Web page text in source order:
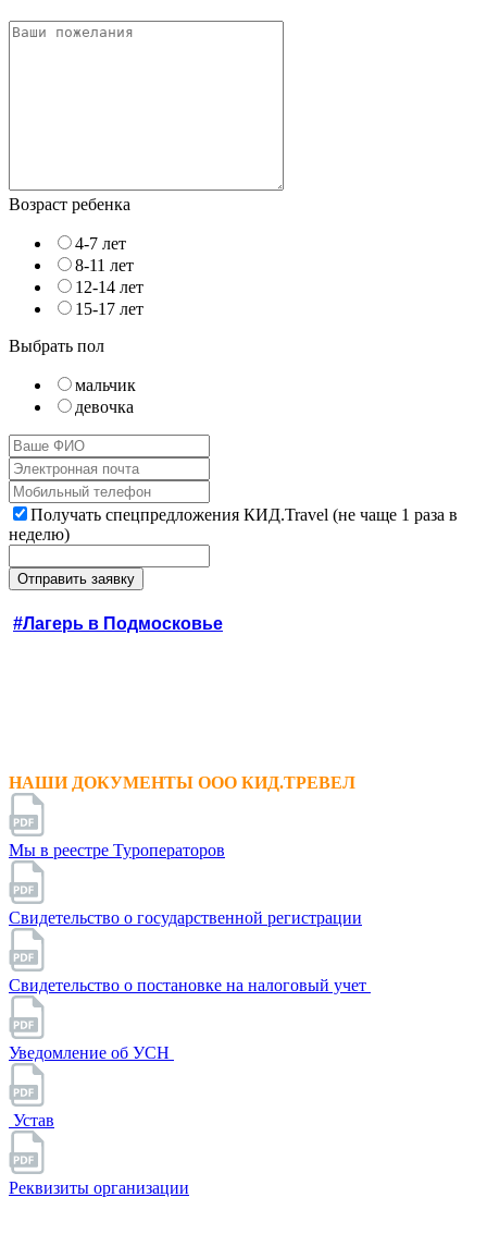
Возраст ребенка
4-7 лет
8-11 лет
12-14 лет
15-17 лет
Выбрать пол
мальчик
девочка
Получать спецпредложения КИД.Travel (не чаще 1 раза в
неделю)
#Лагерь в Подмосковье
НАШИ ДОКУМЕНТЫ ООО КИД.ТРЕВЕЛ
Мы в реестре Туроператоров
Свидетельство о государственной регистрации
Свидетельство о постановке на налоговый учет
Уведомление об УСН
Устав
Реквизиты организации